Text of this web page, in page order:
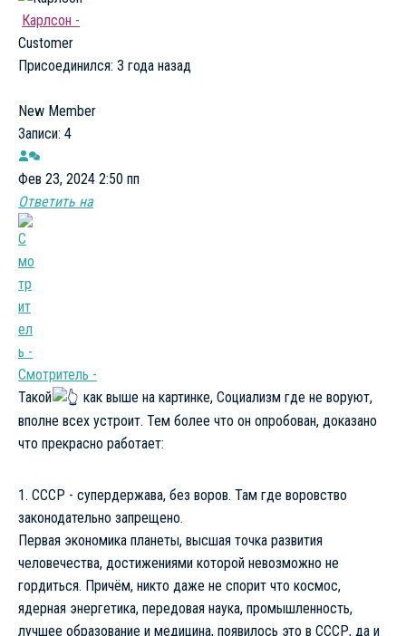
Карлсон -
Customer
Присоединился: 3 года назад
New Member
Записи: 4
Фев 23, 2024 2:50 пп
Ответить на
Смотритель -
Такой
как выше на картинке, Социализм где не воруют,
вполне всех устроит. Тем более что он опробован, доказано
что прекрасно работает:
1. СССР - супердержава, без воров. Там где воровство
законодательно запрещено.
Первая экономика планеты, высшая точка развития
человечества, достижениями которой невозможно не
гордиться. Причём, никто даже не спорит что космос,
ядерная энергетика, передовая наука, промышленность,
лучшее образование и медицина, появилось это в СССР, да и